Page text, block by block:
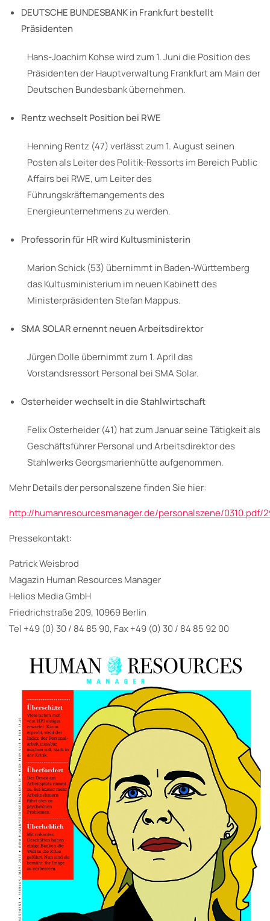
DEUTSCHE BUNDESBANK in Frankfurt bestellt
Präsidenten
Hans-Joachim Kohse wird zum 1. Juni die Position des
Präsidenten der Hauptverwaltung Frankfurt am Main der
Deutschen Bundesbank übernehmen.
Rentz wechselt Position bei RWE
Henning Rentz (47) verlässt zum 1. August seinen
Posten als Leiter des Politik-Ressorts im Bereich Public
Affairs bei RWE, um Leiter des
Führungskräftemangements des
Energieunternehmens zu werden.
Professorin für HR wird Kultusministerin
Marion Schick (53) übernimmt in Baden-Württemberg
das Kultusministerium im neuen Kabinett des
Ministerpräsidenten Stefan Mappus.
SMA SOLAR ernennt neuen Arbeitsdirektor
Jürgen Dolle übernimmt zum 1. April das
Vorstandsressort Personal bei SMA Solar.
Osterheider wechselt in die Stahlwirtschaft
Felix Osterheider (41) hat zum Januar seine Tätigkeit als
Geschäftsführer Personal und Arbeitsdirektor des
Stahlwerks Georgsmarienhütte aufgenommen.
Mehr Details der personalszene finden Sie hier:
http://humanresourcesmanager.de/personalszene/0310.pdf/
Pressekontakt:
Patrick Weisbrod
Magazin Human Resources Manager
Helios Media GmbH
Friedrichstraße 209, 10969 Berlin
Tel +49 (0) 30 / 84 85 90, Fax +49 (0) 30 / 84 85 92 00